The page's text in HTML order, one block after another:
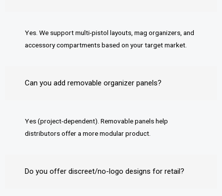
Yes. We support multi-pistol layouts, mag organizers, and
accessory compartments based on your target market.
Can you add removable organizer panels?
Yes (project-dependent). Removable panels help
distributors offer a more modular product.
Do you offer discreet/no-logo designs for retail?